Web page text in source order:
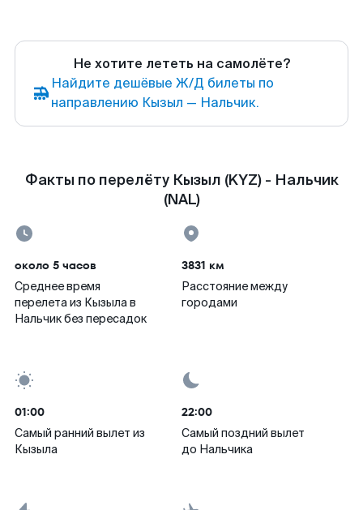
Не хотите лететь на самолёте?
Найдите дешёвые Ж/Д билеты по
направлению Кызыл — Нальчик.
Факты по перелёту Кызыл (KYZ) - Нальчик
(NAL)
около 5 часов
Среднее время
перелета из Кызыла в
Нальчик без пересадок
3831 км
Расстояние между
городами
01:00
Самый ранний вылет из
Кызыла
22:00
Самый поздний вылет
до Нальчика